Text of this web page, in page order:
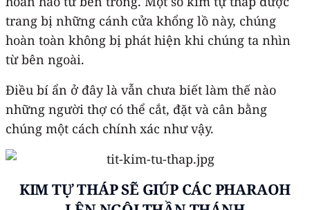
trang bị những cánh cửa khổng lồ này, chúng
hoàn toàn không bị phát hiện khi chúng ta nhìn
từ bên ngoài.
Điều bí ẩn ở đây là vẫn chưa biết làm thế nào
những người thợ có thể cắt, đặt và cân bằng
chúng một cách chính xác như vậy.
KIM TỰ THÁP SẼ GIÚP CÁC PHARAOH